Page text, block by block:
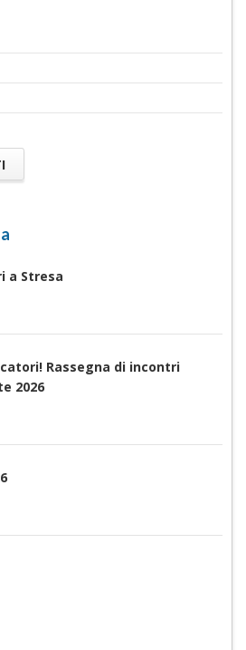
a Stresa
Rassegna di incontri
2026